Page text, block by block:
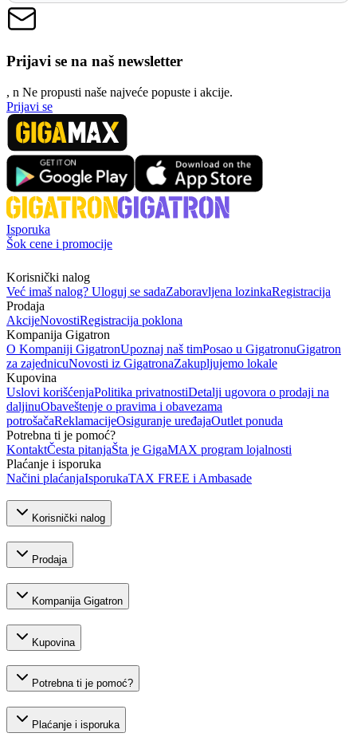
Prijavi se na naš newsletter
, n Ne propusti naše najveće popuste i akcije.
Prijavi se
Isporuka
Šok cene i promocije
Korisnički nalog
Već imaš nalog? Uloguj se sadaZaboravljena lozinkaRegistracija
Prodaja
AkcijeNovostiRegistracija poklona
Kompanija Gigatron
O Kompaniji GigatronUpoznaj naš timPosao u GigatronuGigatron
za zajednicuNovosti iz GigatronaZakupljujemo lokale
Kupovina
Uslovi korišćenjaPolitika privatnostiDetalji ugovora o prodaji na
daljinuObaveštenje o pravima i obavezama
potrošačaReklamacijeOsiguranje uređajaOutlet ponuda
Potrebna ti je pomoć?
KontaktČesta pitanjaŠta je GigaMAX program lojalnosti
Plaćanje i isporuka
Načini plaćanjaIsporukaTAX FREE i Ambasade
Korisnički nalog
Prodaja
Kompanija Gigatron
Kupovina
Potrebna ti je pomoć?
Plaćanje i isporuka